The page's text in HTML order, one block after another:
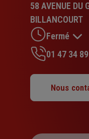
4.2
sur
5
étoiles
58 AVENUE DU
BILLANCOURT
Fermé
Mardi :
Mercredi :
Jeudi :
01 47 34
Nous